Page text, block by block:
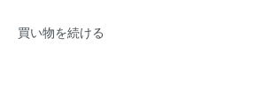
買い物を続ける